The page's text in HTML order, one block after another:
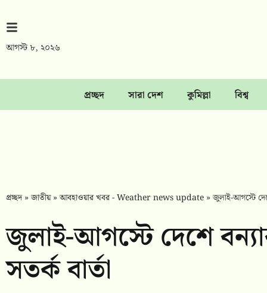
আগস্ট ৮, ২০২৬
প্রচ্ছদ সারা দেশ কুমিল্লা বিশ্ব
প্রচ্ছদ»জাতীয়»আবহাওয়ার খবর - Weather news update »জুলাই-আগস্টে
জুলাই-আগস্টে দেশে
সতর্ক বার্তা